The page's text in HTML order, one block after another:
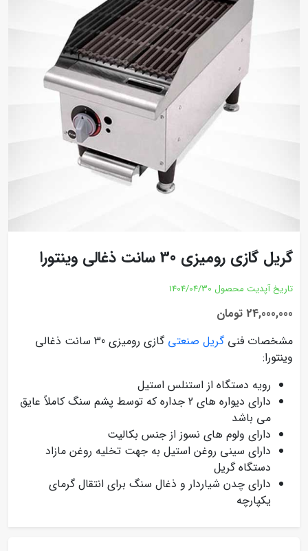
گریل گازی رومیزی 30 سانت ذغالی وینتورا
تاریخ آپدیت محصول 1404/04/30
24,000,000 تومان
مشخصات فنیگریل صنعتی
گازی رومیزی 30 سانت ذغالی
وینتورا:
رویه دستگاه از استنلس استیل
دارای دیواره های 2 جداره که توسط پشم سنگ کاملاً عایق
می باشد
دارای ولوم های نسوز از جنس بکالیت
دارای سینی روغن استیل به جهت تخلیه روغن مازاد
دستگاه گریل
دارای چدن شیاردار و ذغال سنگ برای انتقال گرمای
یکپارچه